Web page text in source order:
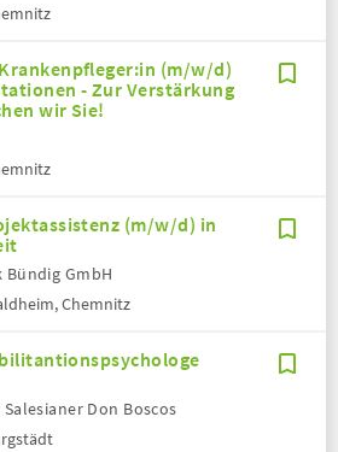
(m/w/d)
- Zur Verstärkung
wir Sie!
(m/w/d) in
Bündig GmbH
Chemnitz
Don Boscos